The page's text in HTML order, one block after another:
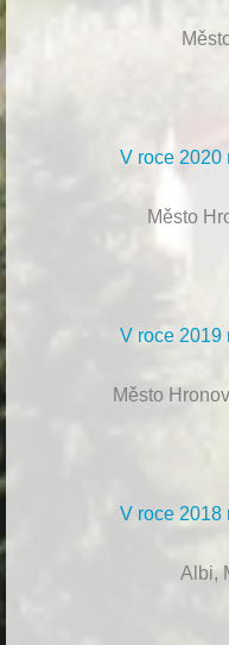
V roce 2020
Město
V roce 2019
Město
V roce 2018
Albi,